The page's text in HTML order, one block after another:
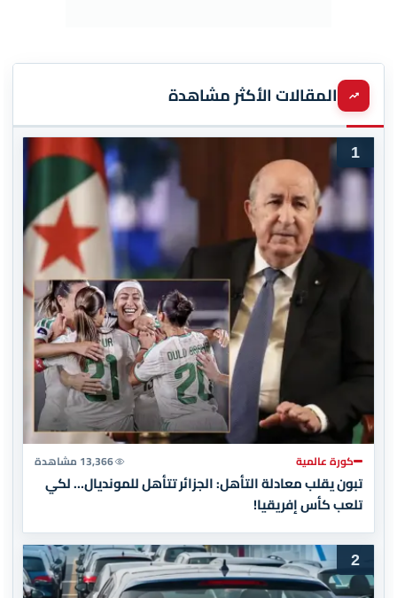
المقالات الأكثر مشاهدة
1
كورة عالمية 13,366 مشاهدة
تبون يقلب معادلة التأهل: الجزائر تتأهل للمونديال… لكي
تلعب كأس إفريقيا!
2